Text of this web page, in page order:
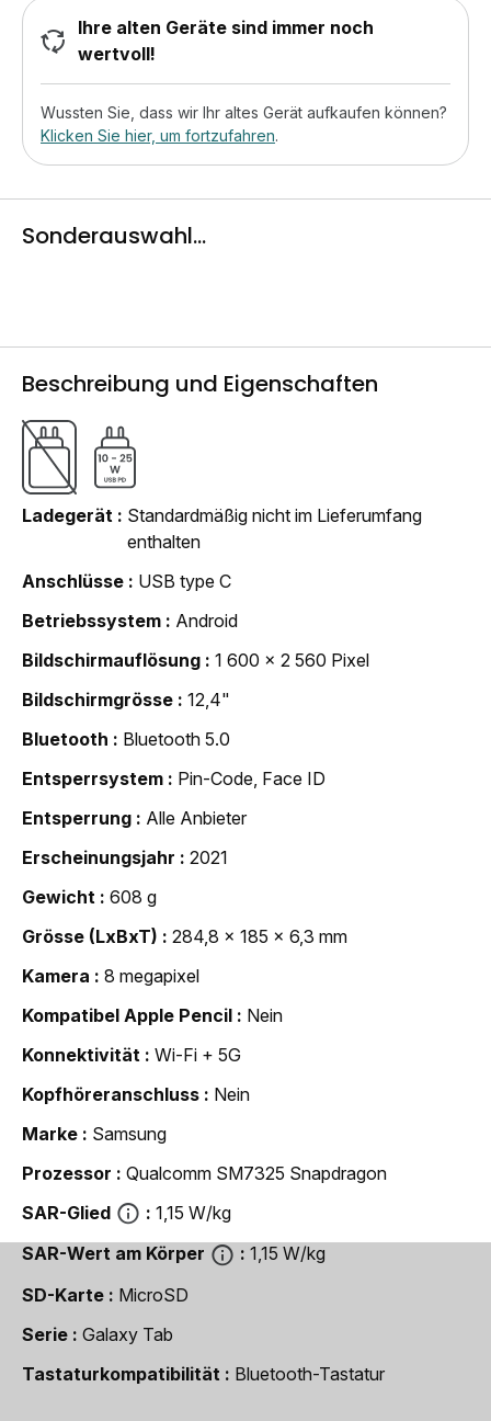
Ihre alten Geräte sind immer noch
wertvoll!
Wussten Sie, dass wir Ihr altes Gerät aufkaufen können?
Klicken Sie hier, um fortzufahren.
Sonderauswahl...
Beschreibung und Eigenschaften
Ladegerät
Standardmäßig nicht im Lieferumfang
enthalten
Anschlüsse
USB type C
Betriebssystem
Android
Bildschirmauflösung
1 600 x 2 560 Pixel
Bildschirmgrösse
12,4"
Bluetooth
Bluetooth 5.0
Entsperrsystem
Pin-Code, Face ID
Entsperrung
Alle Anbieter
Erscheinungsjahr
2021
Gewicht
608 g
Grösse (LxBxT)
284,8 x 185 x 6,3 mm
Kamera
8 megapixel
Kompatibel Apple Pencil
Nein
Konnektivität
Wi-Fi + 5G
Kopfhöreranschluss
Nein
Marke
Samsung
Prozessor
Qualcomm SM7325 Snapdragon
SAR-Glied
1,15 W/kg
SAR-Wert am Körper
1,15 W/kg
SD-Karte
MicroSD
Serie
Galaxy Tab
Tastaturkompatibilität
Bluetooth-Tastatur